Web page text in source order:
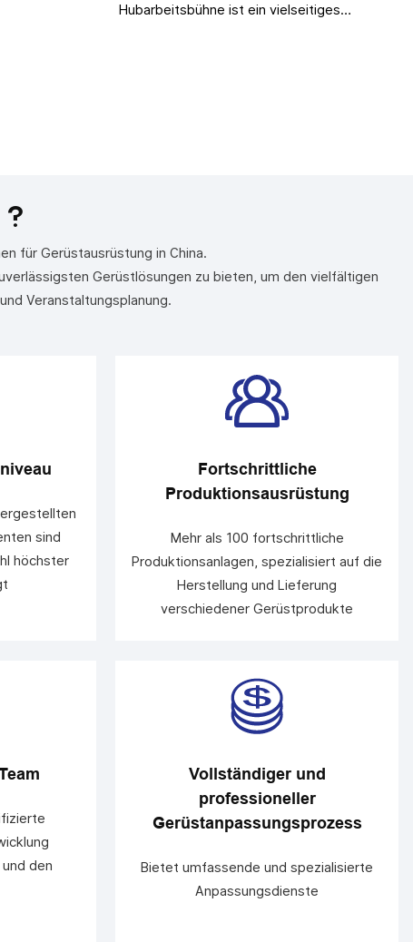
Hubarbeitsbühne ist ein vielseitiges
?
für Gerüstausrüstung in China.
Gerüstlösungen zu bieten, um den vielfältigen
Veranstaltungsplanung.
sind
höchster
Fortschrittliche
Produktionsausrüstung
Mehr als 100 fortschrittliche
Produktionsanlagen, spezialisiert auf die
Herstellung und Lieferung
verschiedener Gerüstprodukte
den
Vollständiger und
professioneller
Gerüstanpassungsprozess
Bietet umfassende und spezialisierte
Anpassungsdienste